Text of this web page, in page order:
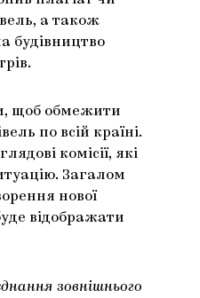
ЖУРНАЛИМИСТЕЦТВО
МАРГІНАЛІЇ
РІЗДВЯНІ СВЯТА
а також
будівництво
щоб обмежити
по всій країні.
комісії, які
Загалом
нової
відображати
зовнішнього